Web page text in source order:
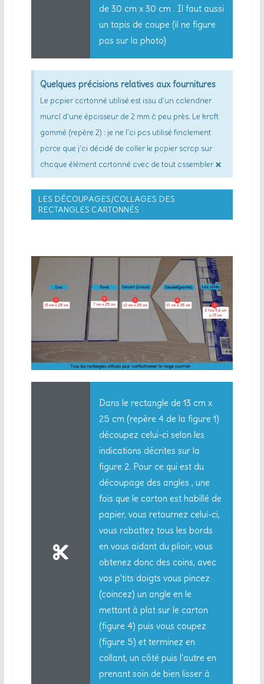
de 30 cm x 30 cm . Il faut aussi
un tapis de coupe (il ne figure
pas sur la photo)
Quelques précisions relatives aux fournitures
Le papier cartonné utilisé est issu d'un calendrier
mural d'une épaisseur de 2 mm à peu près. Le kraft
gommé (repère 2) : je ne l'ai pas utilisé finalement
parce que j'ai décidé de coller le papier scrap sur
chaque élément cartonné avec de tout assembler ×
LES DÉCOUPAGES/COLLAGES DES
RECTANGLES CARTONNÉS
Dans le rectangle de 13 cm x
25 cm (repère 4 de la figure 1)
découpez celui-ci selon les
indications décrites sur la
figure 2. Pour ce qui est du
découpage des angles , une
fois que le carton est habillé de
papier, vous retournez celui-ci,
vous rabattez tous les bords
en vous aidant du plioir, vous
obtenez donc des coins, avec
vos p'tits doigts vous pincez
(coincez) un angle en le
mettant à plat sur le carton
(figure 4) puis vous coupez
(figure 5) et terminez en
collant, un côté puis l'autre en
prenant soin de bien lisser à